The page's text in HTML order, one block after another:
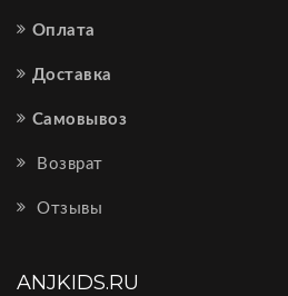
Оплата
Доставка
Самовывоз
Возврат
Отзывы
ANJKIDS.RU